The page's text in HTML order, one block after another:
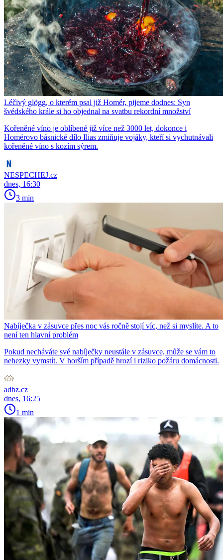
Léčivý glögg, o kterém psal již Homér, pijeme dodnes: Syn
švédského krále si ho objednal na svatbu rekordní množství
Kořeněné víno je oblíbené již více než 3000 let, dokonce i
Homérovo básnické dílo Ilias zmiňuje vojáky, kteří si vychutnávali
kořeněné víno s kozím sýrem.
NESPECHEJ.cz
dnes, 16:30
3 min
Nabíječka v zásuvce přes noc vás ročně stojí víc, než si myslíte. A to
není ten hlavní problém
Pokud necháváte své nabíječky neustále v zásuvce, může se vám to
nehezky vymstít. V horším případě hrozí i riziko požáru domácnosti.
adbz.cz
dnes, 16:25
1 min